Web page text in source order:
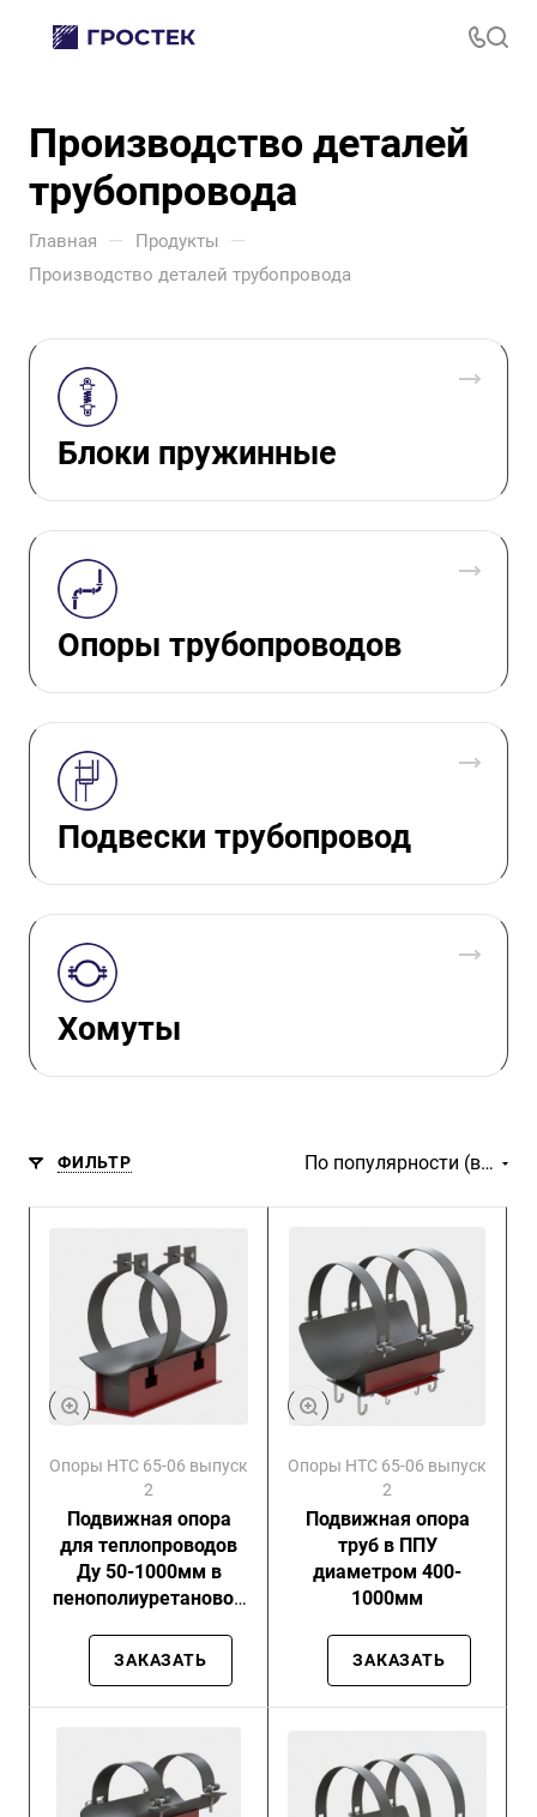
Производство деталей
трубопровода
Главная — Продукты —
Производство деталей трубопровода
Блоки пружинные
Опоры трубопроводов
Подвески трубопровод
Хомуты
ФИЛЬТР По популярности (возрастание)
Опоры НТС 65-06 выпуск
2
Подвижная опора
для теплопроводов
Ду 50-1000мм в
пенополиуретановой
металлической
ЗАКАЗАТЬ
Опоры НТС 65-06 выпуск
2
Подвижная опора
труб в ППУ
диаметром 400-
1000мм
ЗАКАЗАТЬ